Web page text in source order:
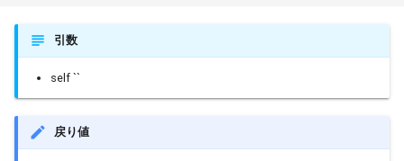
引数
self ``
戻り値